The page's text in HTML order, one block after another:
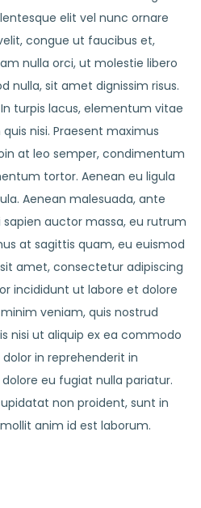
elit vel nunc ornare
congue ut faucibus et,
nulla orci, ut molestie libero
nulla, sit amet dignissim risus.
turpis lacus, elementum vitae
nisi. Praesent maximus
at leo semper, condimentum
tortor. Aenean eu ligula
Aenean malesuada, ante
auctor massa, eu rutrum
at sagittis quam, eu euismod
amet, consectetur adipiscing
incididunt ut labore et dolore
veniam, quis nostrud
nisi ut aliquip ex ea commodo
in reprehenderit in
eu fugiat nulla pariatur.
non proident, sunt in
anim id est laborum.